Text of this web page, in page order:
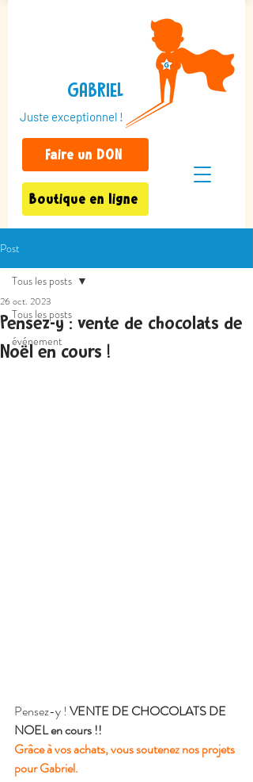
GABRIEL
Juste exceptionnel !
Faire un DON
Boutique en ligne
Post
Tous les posts
événement
Tous les posts
Pensez-y : vente de chocolats de
Noël en cours !
26 oct. 2023
Pensez-y ! VENTE DE CHOCOLATS DE
NOEL en cours !!
Grâce à vos achats, vous soutenez nos projets
pour Gabriel.